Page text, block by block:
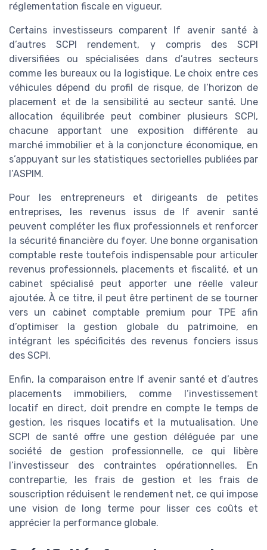
réglementation fiscale en vigueur.
Certains investisseurs comparent lf avenir santé à
d’autres SCPI rendement, y compris des SCPI
diversifiées ou spécialisées dans d’autres secteurs
comme les bureaux ou la logistique. Le choix entre ces
véhicules dépend du profil de risque, de l’horizon de
placement et de la sensibilité au secteur santé. Une
allocation équilibrée peut combiner plusieurs SCPI,
chacune apportant une exposition différente au
marché immobilier et à la conjoncture économique, en
s’appuyant sur les statistiques sectorielles publiées par
l’ASPIM.
Pour les entrepreneurs et dirigeants de petites
entreprises, les revenus issus de lf avenir santé
peuvent compléter les flux professionnels et renforcer
la sécurité financière du foyer. Une bonne organisation
comptable reste toutefois indispensable pour articuler
revenus professionnels, placements et fiscalité, et un
cabinet spécialisé peut apporter une réelle valeur
ajoutée. À ce titre, il peut être pertinent de se tourner
vers un cabinet comptable premium pour TPE afin
d’optimiser la gestion globale du patrimoine, en
intégrant les spécificités des revenus fonciers issus
des SCPI.
Enfin, la comparaison entre lf avenir santé et d’autres
placements immobiliers, comme l’investissement
locatif en direct, doit prendre en compte le temps de
gestion, les risques locatifs et la mutualisation. Une
SCPI de santé offre une gestion déléguée par une
société de gestion professionnelle, ce qui libère
l’investisseur des contraintes opérationnelles. En
contrepartie, les frais de gestion et les frais de
souscription réduisent le rendement net, ce qui impose
une vision de long terme pour lisser ces coûts et
apprécier la performance globale.